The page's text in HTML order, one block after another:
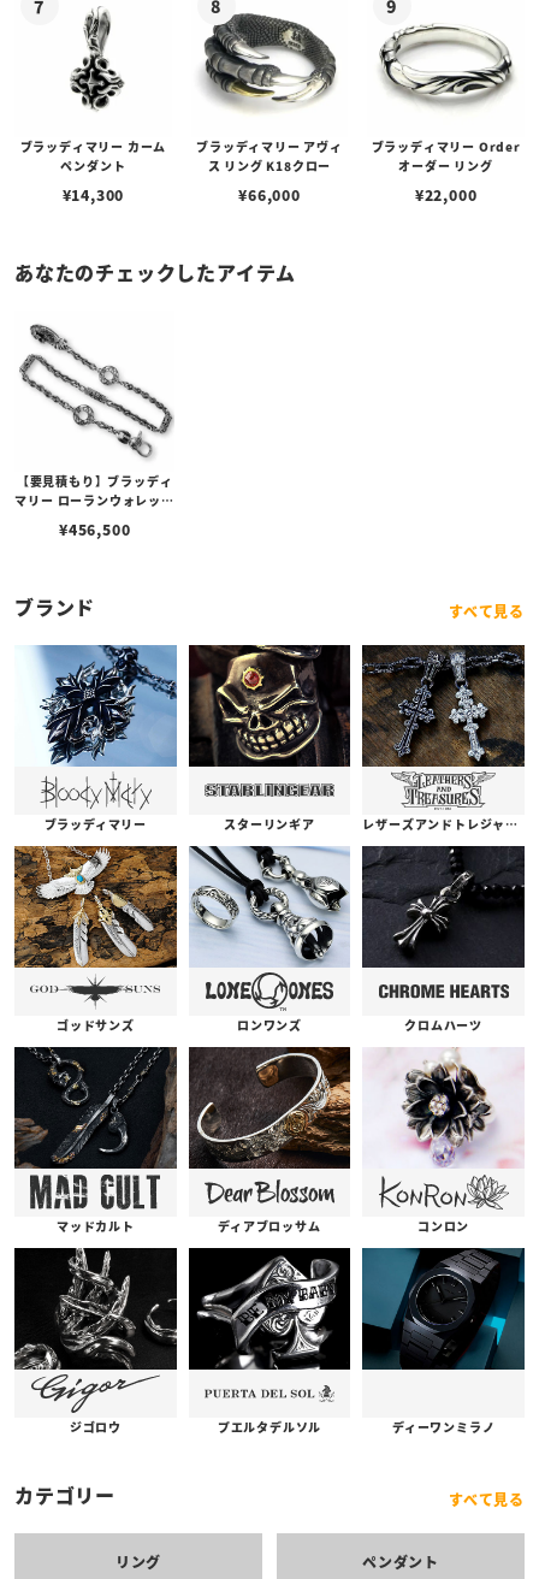
ブラッディマリー カーム
ペンダント
¥14,300
ブラッディマリー アヴィ
ス リング K18クロー
¥66,000
ブラッディマリー Order
オーダー リング
¥22,000
あなたのチェックしたアイテム
【要見積もり】ブラッディ
マリー ローランウォレット
¥456,500
ブランド すべて見る
ブラッディマリー スターリンギア レザーズアンドトレジャーズ
ゴッドサンズ ロンワンズ クロムハーツ
マッドカルト ディアブロッサム コンロン
ジゴロウ プエルタデルソル ディーワンミラノ
カテゴリー すべて見る
リング ペンダント